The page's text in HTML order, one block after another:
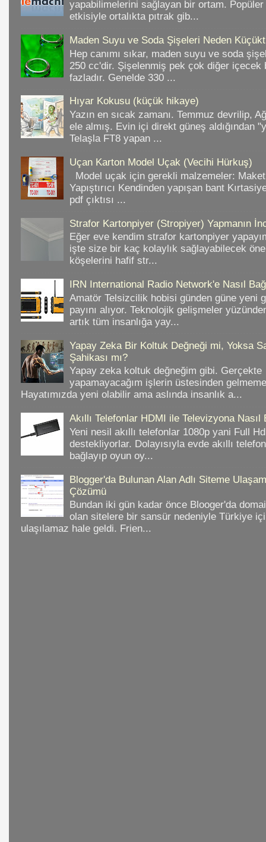
yapabilimelerini sağlayan bir ortam. Popüler
etkisiyle ortalıkta pıtrak gib...
Maden Suyu ve Soda Şişeleri Neden
Hep canımı sıkar, maden suyu ve soda
250 cc'dir. Şişelenmiş pek çok diğer içecek
fazladır. Genelde 330 ...
Hıyar Kokusu (küçük hikaye)
Yazın en sıcak zamanı. Temmuz devrilip,
ele almış. Evin içi direkt güneş aldığından
Telaşla FT8 yapan ...
Uçan Karton Model Uçak (Vecihi Hürkuş)
Model uçak için gerekli malzemeler: Maket
Yapıştırıcı Kendinden yapışan bant
pdf çıktısı ...
Strafor Kartonpiyer (Stropiyer) Yapmanın
Eğer eve kendim strafor kartonpiyer
işte size bir kaç kolaylık sağlayabilecek
köşelerini hafif str...
IRN International Radio Network'e Nasıl
Amatör Telsizcilik hobisi günden güne yeni
payını alıyor. Teknolojik gelişmeler
artık tüm insanlığa yay...
Yapay Zeka Bir Koltuk Değneği mi, Yoksa
Şahikası mı?
Yapay zeka koltuk değneğim gibi. Gerçekte
yapamayacağım işlerin üstesinden
Hayatımızda yeni olabilir ama aslında insanlık a...
Akıllı Telefonlar HDMI ile Televizyona Nasıl
Yeni nesil akıllı telefonlar 1080p yani Full
destekliyorlar. Dolayısıyla evde akıllı
bağlayıp oyun oy...
Blogger'da Bulunan Alan Adlı Siteme
Çözümü
Bundan iki gün kadar önce Blooger'da
olan sitelere bir sansür nedeniyle Türkiye
ulaşılamaz hale geldi. Frien...